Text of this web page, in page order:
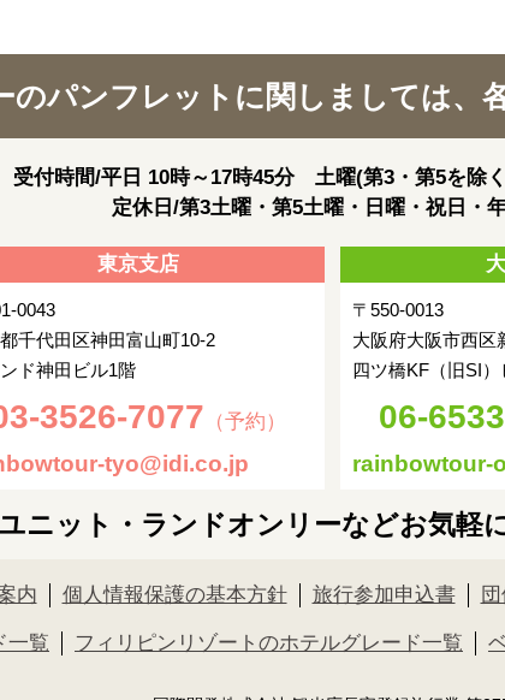
のパンフレットに関しましては、
受付時間/平日 10時～17時45分 土曜(第3・第5を除
定休日/第3土曜・第5土曜・日曜・祝日・
東京支店
0043
千代田区神田富山町10-2
ド神田ビル1階
3526-7077 （予約）
tyo@idi.co.jp
〒550-0013
大阪府大阪市西区
四ツ橋KF（旧SI）
06-
rainbowtour-
ニット・ランドオンリーなどお気軽
内 個人情報保護の基本方針 旅行参加申込書
一覧 フィリピンリゾートのホテルグレード一覧